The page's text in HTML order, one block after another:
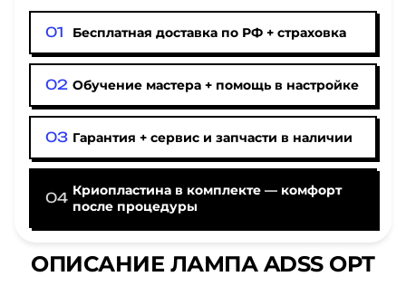
Бесплатная доставка по РФ + страховка
Обучение мастера + помощь в настройке
Гарантия + сервис и запчасти в наличии
Криопластина в комплекте — комфорт
после процедуры
ОПИСАНИЕ ЛАМПА ADSS OPT